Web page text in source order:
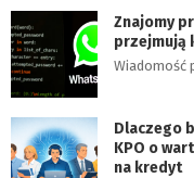
Znajomy
przejmują
Wiadomość
Dlaczego
KPO o
na kredyt